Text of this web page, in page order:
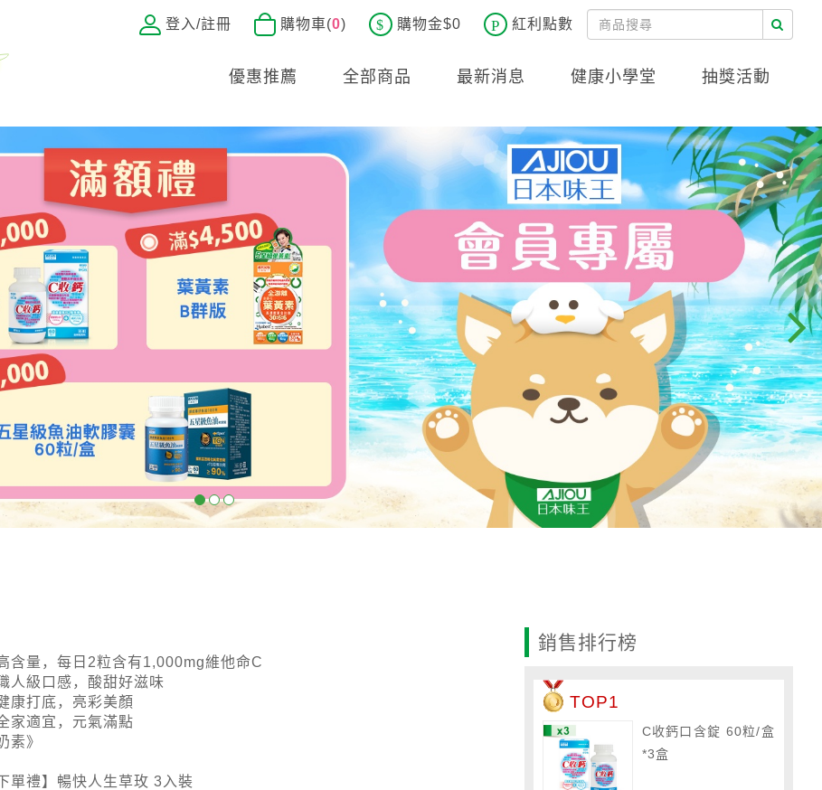
登入/註冊 購物車(0) 購物金$0 紅利點數
優惠推薦 全部商品 最新消息 健康小學堂 抽獎活動
含量，每日2粒含有1,000mg維他命C
人級口感，酸甜好滋味
康打底，亮彩美顏
家適宜，元氣滿點
素》
下單禮】暢快人生草玫 3入裝
銷售排行榜
TOP1
C收鈣口含錠 60粒/盒
*3盒